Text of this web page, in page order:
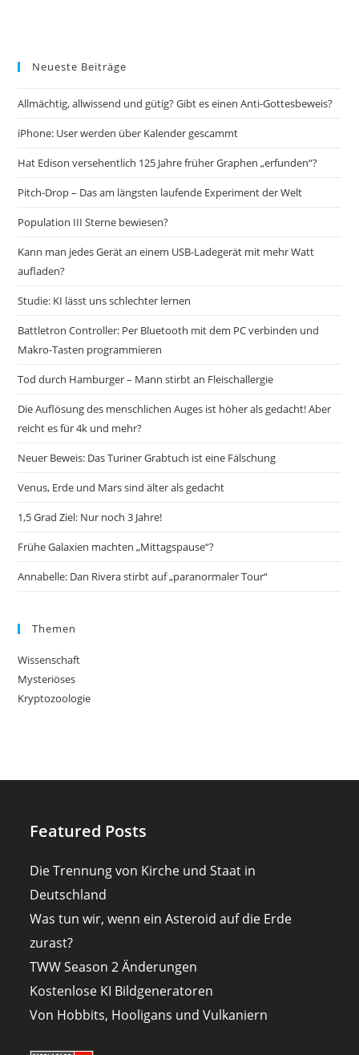
Neueste Beiträge
Allmächtig, allwissend und gütig? Gibt es einen Anti-Gottesbeweis?
iPhone: User werden über Kalender gescammt
Hat Edison versehentlich 125 Jahre früher Graphen „erfunden“?
Pitch-Drop – Das am längsten laufende Experiment der Welt
Population III Sterne bewiesen?
Kann man jedes Gerät an einem USB-Ladegerät mit mehr Watt
aufladen?
Studie: KI lässt uns schlechter lernen
Battletron Controller: Per Bluetooth mit dem PC verbinden und
Makro-Tasten programmieren
Tod durch Hamburger – Mann stirbt an Fleischallergie
Die Auflösung des menschlichen Auges ist höher als gedacht! Aber
reicht es für 4k und mehr?
Neuer Beweis: Das Turiner Grabtuch ist eine Fälschung
Venus, Erde und Mars sind älter als gedacht
1,5 Grad Ziel: Nur noch 3 Jahre!
Frühe Galaxien machten „Mittagspause“?
Annabelle: Dan Rivera stirbt auf „paranormaler Tour“
Themen
Wissenschaft
Mysteriöses
Kryptozoologie
Featured Posts
Die Trennung von Kirche und Staat in
Deutschland
Was tun wir, wenn ein Asteroid auf die Erde
zurast?
TWW Season 2 Änderungen
Kostenlose KI Bildgeneratoren
Von Hobbits, Hooligans und Vulkaniern